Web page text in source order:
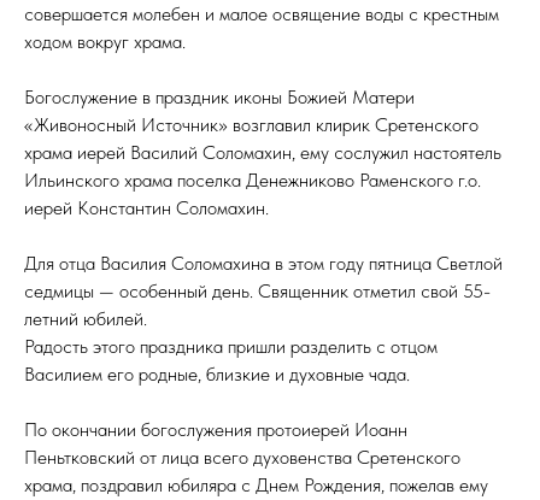
совершается молебен и малое освящение воды с крестным
ходом вокруг храма.
Богослужение в праздник иконы Божией Матери
«Живоносный Источник» возглавил клирик Сретенского
храма иерей Василий Соломахин, ему сослужил настоятель
Ильинского храма поселка Денежниково Раменского г.о.
иерей Константин Соломахин.
Для отца Василия Соломахина в этом году пятница Светлой
седмицы — особенный день. Священник отметил свой 55-
летний юбилей.
Радость этого праздника пришли разделить с отцом
Василием его родные, близкие и духовные чада.
По окончании богослужения протоиерей Иоанн
Пеньтковский от лица всего духовенства Сретенского
храма, поздравил юбиляра с Днем Рождения, пожелав ему